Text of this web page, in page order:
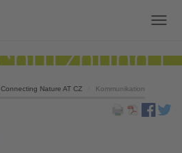
Connecting Nature AT CZ Kommunikation